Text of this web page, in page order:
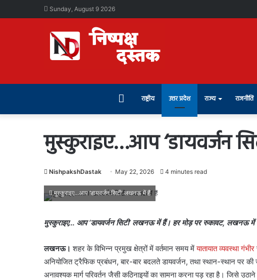
Sunday, August 9 2026
राष्ट्रीय उत्तर प्रदेश राज्य राजनीति
मुस्कुराइए…आप ‘डायवर्जन
NishpakshDastak May 22, 2026 4 minutes read
मुस्कुराइए…आप ‘डायवर्जन सिटी’ लखनऊ में हैं
मुस्कुराइए… आप ‘डायवर्जन सिटी’ लखनऊ में हैं। हर मोड़ पर रुकावट, लखनऊ में
लखनऊ।शहर के विभिन्न प्रमुख क्षेत्रों में वर्तमान समय मेंयातायात व्यवस्था गंभीर
अनियोजित ट्रैफिक प्रबंधन, बार-बार बदलते डायवर्जन, तथा स्थान-स्थान पर
अनावश्यक मार्ग परिवर्तन जैसी कठिनाइयों का सामना करना पड़ रहा है। जिसे